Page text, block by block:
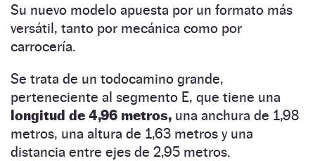
Su nuevo modelo apuesta por un formato más
versátil, tanto por mecánica como por
carrocería.
Se trata de un todocamino grande,
perteneciente al segmento E, que tiene una
longitud de 4,96 metros, una anchura de 1,98
metros, una altura de 1,63 metros y una
distancia entre ejes de 2,95 metros.